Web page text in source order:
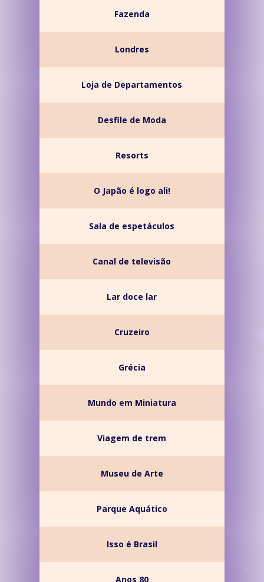
Fazenda
Londres
Loja de Departamentos
Desfile de Moda
Resorts
O Japão é logo ali!
Sala de espetáculos
Canal de televisão
Lar doce lar
Cruzeiro
Grécia
Mundo em Miniatura
Viagem de trem
Museu de Arte
Parque Aquático
Isso é Brasil
Anos 80